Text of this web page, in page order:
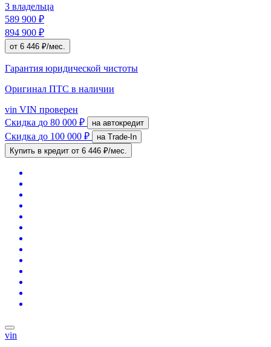
3 владельца
589 900 ₽
894 900 ₽
от 6 446 ₽/мес.
Гарантия юридической чистоты
Оригинал ПТС в наличии
vin VIN проверен
Скидка до 80 000 ₽ на автокредит
Скидка до 100 000 ₽
на Trade-In
Купить в кредит от 6 446 ₽/мес.
vin